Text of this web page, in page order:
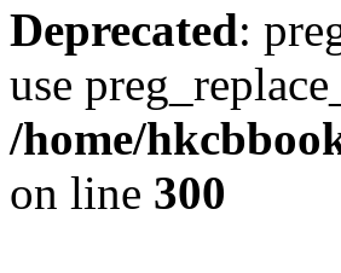
Deprecated:
use
/home/
on line 300